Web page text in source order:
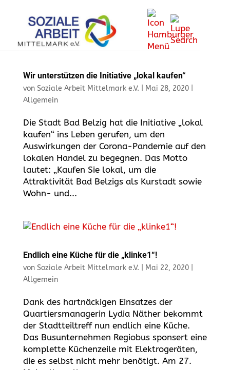
Wir unterstützen die Initiative „lokal kaufen“
von Soziale Arbeit Mittelmark e.V. Mai 28, 2020|
Allgemein
Die Stadt Bad Belzig hat die Initiative „lokal
kaufen“ ins Leben gerufen, um den
Auswirkungen der Corona-Pandemie auf den
lokalen Handel zu begegnen. Das Motto
lautet: „Kaufen Sie lokal, um die
Attraktivität Bad Belzigs als Kurstadt sowie
Wohn- und...
Endlich eine Küche für die „klinke1“!
von Soziale Arbeit Mittelmark e.V. Mai 22, 2020|
Allgemein
Dank des hartnäckigen Einsatzes der
Quartiersmanagerin Lydia Näther bekommt
der Stadtteiltreff nun endlich eine Küche.
Das Busunternehmen Regiobus sponsert eine
komplette Küchenzeile mit Elektrogeräten,
die es selbst nicht mehr benötigt. Am 27.